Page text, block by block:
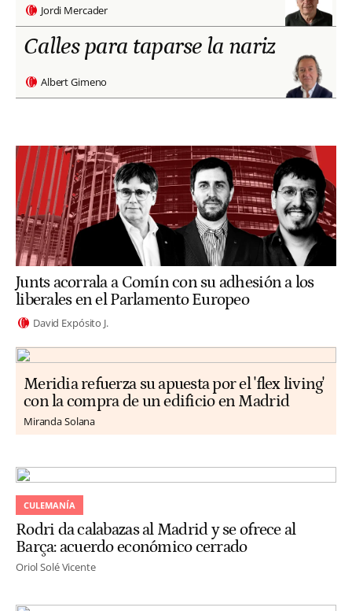
Jordi Mercader
Calles para taparse la nariz
Albert Gimeno
Junts acorrala a Comín con su adhesión a los
liberales en el Parlamento Europeo
David Expósito J.
Meridia refuerza su apuesta por el 'flex living'
con la compra de un edificio en Madrid
Miranda Solana
CULEMANÍA
Rodri da calabazas al Madrid y se ofrece al
Barça: acuerdo económico cerrado
Oriol Solé Vicente